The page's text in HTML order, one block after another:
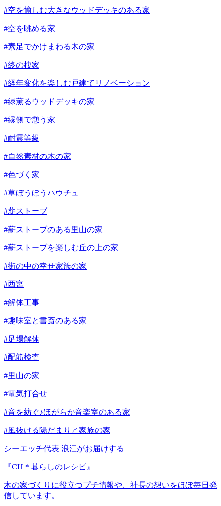
#空を愉しむ大きなウッドデッキのある家
#空を眺める家
#素足でかけまわる木の家
#終の棲家
#経年変化を楽しむ戸建てリノベーション
#緑薫るウッドデッキの家
#縁側で憩う家
#耐震等級
#自然素材の木の家
#色づく家
#草ぼうぼうハウチュ
#薪ストーブ
#薪ストーブのある里山の家
#薪ストーブを楽しむ丘の上の家
#街の中の幸せ家族の家
#西宮
#解体工事
#趣味室と書斎のある家
#足場解体
#配筋検査
#里山の家
#電気打合せ
#音を紡ぐ♪ほがらか音楽室のある家
#風抜ける陽だまりと家族の家
シーエッチ代表 浪江がお届けする
『CH＊暮らしのレシピ』
木の家づくりに役立つプチ情報や、社長の想いをほぼ毎日発
信しています。